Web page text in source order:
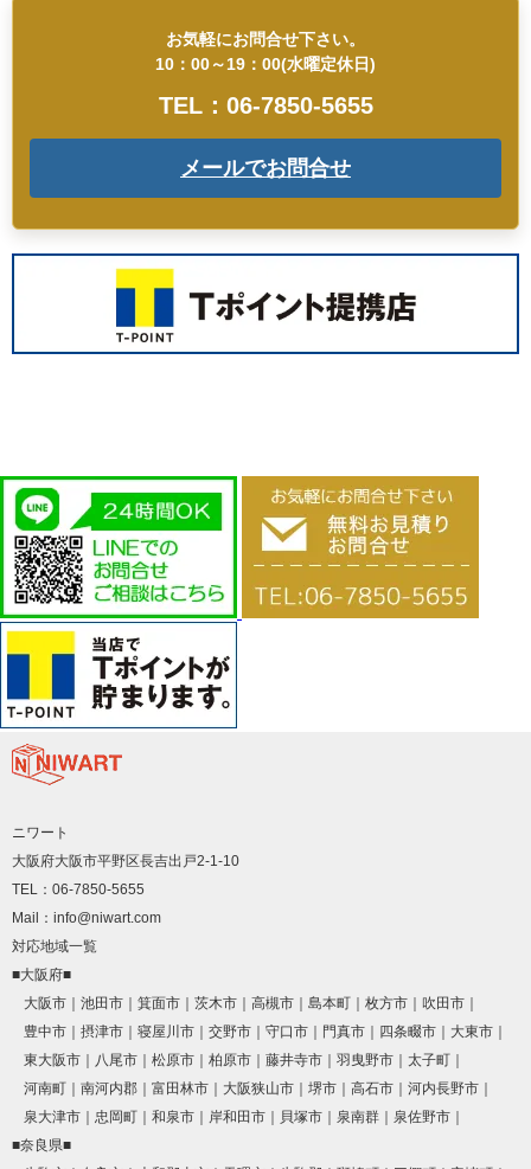
お気軽にお問合せ下さい。
10：00～19：00(水曜定休日)
TEL：06-7850-5655
メールでお問合せ
ニワート
大阪府大阪市平野区長吉出戸2-1-10
TEL：06-7850-5655
Mail：info@niwart.com
対応地域一覧
■大阪府■
大阪市
池田市 箕面市 茨木市 高槻市 島本町 枚方市
吹田市
豊中市
摂津市 寝屋川市 交野市 守口市 門真市 四条畷市
大東市
東大阪市
八尾市 松原市 柏原市 藤井寺市 羽曳野市
太子町
河南町
南河内郡 富田林市 大阪狭山市 堺市 高石市
河内長野市
泉大津市
忠岡町 和泉市 岸和田市 貝塚市 泉南群
泉佐野市
■奈良県■